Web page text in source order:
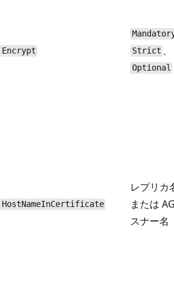
Encrypt Strict 、
Optional
HostNameInCertificate
レプリカ
または
スナー名